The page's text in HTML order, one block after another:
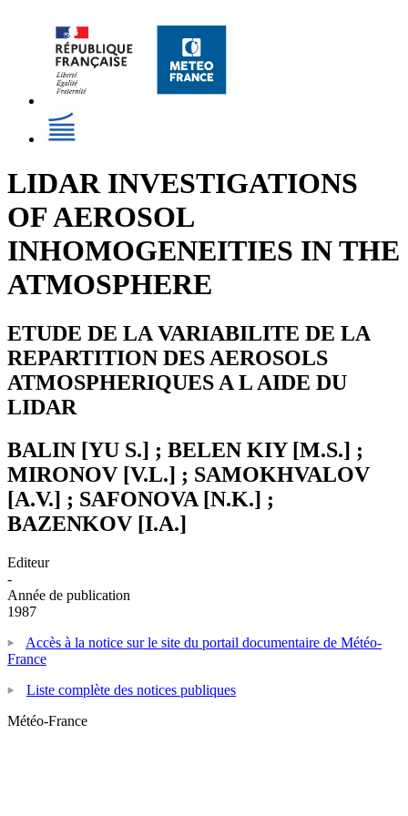
LIDAR INVESTIGATIONS
OF AEROSOL
INHOMOGENEITIES IN THE
ATMOSPHERE
ETUDE DE LA VARIABILITE DE LA
REPARTITION DES AEROSOLS
ATMOSPHERIQUES A L AIDE DU
LIDAR
BALIN [YU S.] ; BELEN KIY [M.S.] ;
MIRONOV [V.L.] ; SAMOKHVALOV
[A.V.] ; SAFONOVA [N.K.] ;
BAZENKOV [I.A.]
Editeur
-
Année de publication
1987
Accès à la notice sur le site du portail documentaire de Météo-
France
Liste complète des notices publiques
Météo-France